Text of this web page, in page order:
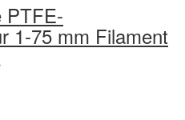
PTFE-
1-75 mm Filament